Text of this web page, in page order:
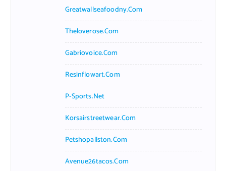
Greatwallseafoodny.com
Theloverose.com
Gabriovoice.com
Resinflowart.com
P-Sports.net
Korsairstreetwear.com
Petshopallston.com
Avenue26tacos.com